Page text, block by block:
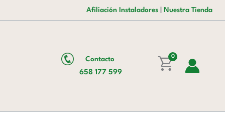
Afiliación Instaladores Nuestra Tienda
Contacto
658 177 599
0
9.750,00 €.6.793,00 €.
cantidad